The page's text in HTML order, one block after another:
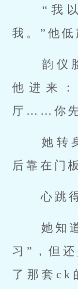
我。”他
他进来
厅……你
后靠在门
心跳
习”，但
了那套ck